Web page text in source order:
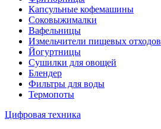
Капсульные кофемашины
Соковыжималки
Вафельницы
Измельчители пищевых отходов
Йогуртницы
Сушилки для овощей
Блендер
Фильтры для воды
Термопоты
Цифровая техника